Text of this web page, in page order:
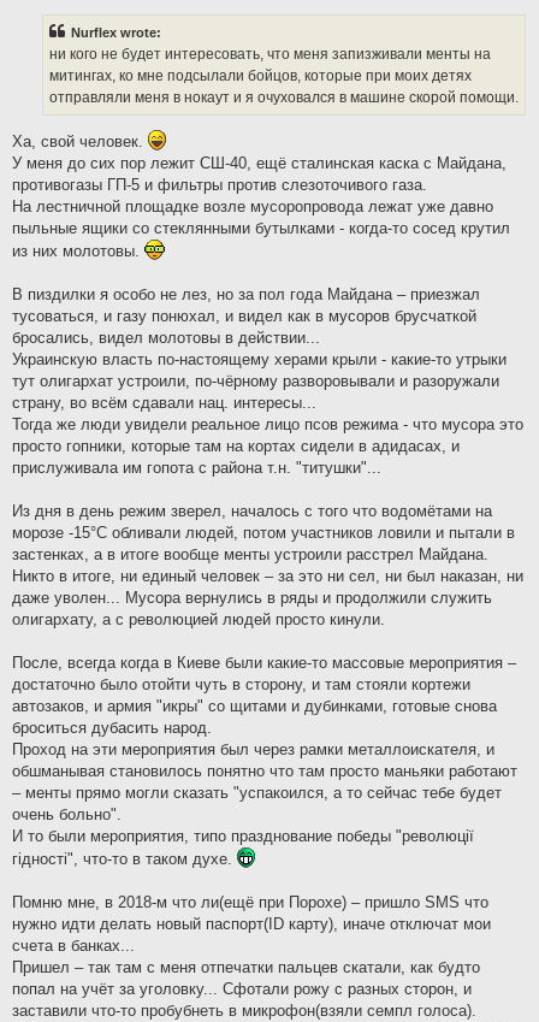
Nurflex wrote:
ни кого не будет интересовать, что меня запизживали менты на
митингах, ко мне подсылали бойцов, которые при моих детях
отправляли меня в нокаут и я очуховался в машине скорой помощи.
Ха, свой человек.
У меня до сих пор лежит СШ-40, ещё сталинская каска с Майдана,
противогазы ГП-5 и фильтры против слезоточивого газа.
На лестничной площадке возле мусоропровода лежат уже давно
пыльные ящики со стеклянными бутылками - когда-то сосед крутил
из них молотовы.
В пиздилки я особо не лез, но за пол года Майдана – приезжал
тусоваться, и газу понюхал, и видел как в мусоров брусчаткой
бросались, видел молотовы в действии...
Украинскую власть по-настоящему херами крыли - какие-то утрыки
тут олигархат устроили, по-чёрному разворовывали и разоружали
страну, во всём сдавали нац. интересы...
Тогда же люди увидели реальное лицо псов режима - что мусора это
просто гопники, которые там на кортах сидели в адидасах, и
прислуживала им гопота с района т.н. "титушки"...
Из дня в день режим зверел, началось с того что водомётами на
морозе -15°С обливали людей, потом участников ловили и пытали в
застенках, а в итоге вообще менты устроили расстрел Майдана.
Никто в итоге, ни единый человек – за это ни сел, ни был наказан, ни
даже уволен... Мусора вернулись в ряды и продолжили служить
олигархату, а с революцией людей просто кинули.
После, всегда когда в Киеве были какие-то массовые мероприятия –
достаточно было отойти чуть в сторону, и там стояли кортежи
автозаков, и армия "икры" со щитами и дубинками, готовые снова
броситься дубасить народ.
Проход на эти мероприятия был через рамки металлоискателя, и
обшманывая становилось понятно что там просто маньяки работают
– менты прямо могли сказать "успакоился, а то сейчас тебе будет
очень больно".
И то были мероприятия, типо празднование победы "революцiї
гiдностi", что-то в таком духе.
Помню мне, в 2018-м что ли(ещё при Порохе) – пришло SMS что
нужно идти делать новый паспорт(ID карту), иначе отключат мои
счета в банках...
Пришел – так там с меня отпечатки пальцев скатали, как будто
попал на учёт за уголовку... Сфотали рожу с разных сторон, и
заставили что-то пробубнеть в микрофон(взяли семпл голоса).